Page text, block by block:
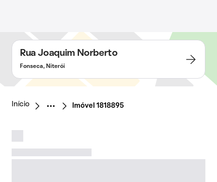
Rua Joaquim Norberto
Fonseca, Niterói
Início Imóvel 1818895